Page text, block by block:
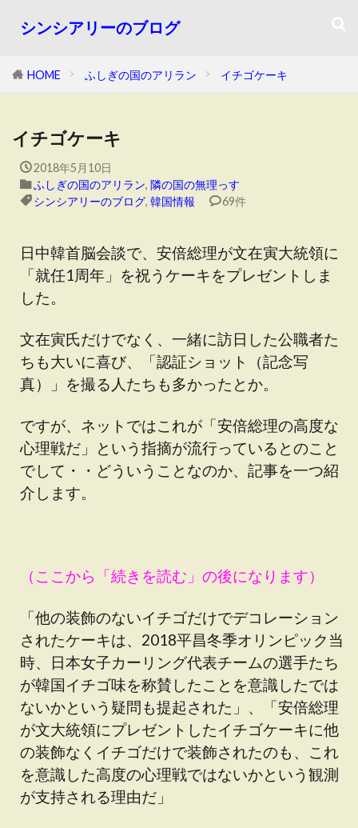
シンシアリーのブログ
HOME ふしぎの国のアリラン イチゴケーキ
イチゴケーキ
2018年5月10日
ふしぎの国のアリラン, 隣の国の無理っす
シンシアリーのブログ, 韓国情報 69件
日中韓首脳会談で、安倍総理が文在寅大統領に
「就任1周年」を祝うケーキをプレゼントしま
した。
文在寅氏だけでなく、一緒に訪日した公職者た
ちも大いに喜び、「認証ショット（記念写
真）」を撮る人たちも多かったとか。
ですが、ネットではこれが「安倍総理の高度な
心理戦だ」という指摘が流行っているとのこと
でして・・どういうことなのか、記事を一つ紹
介します。
（ここから「続きを読む」の後になります）
「他の装飾のないイチゴだけでデコレーション
されたケーキは、2018平昌冬季オリンピック当
時、日本女子カーリング代表チームの選手たち
が韓国イチゴ味を称賛したことを意識したでは
ないかという疑問も提起された」、「安倍総理
が文大統領にプレゼントしたイチゴケーキに他
の装飾なくイチゴだけで装飾されたのも、これ
を意識した高度の心理戦ではないかという観測
が支持される理由だ」